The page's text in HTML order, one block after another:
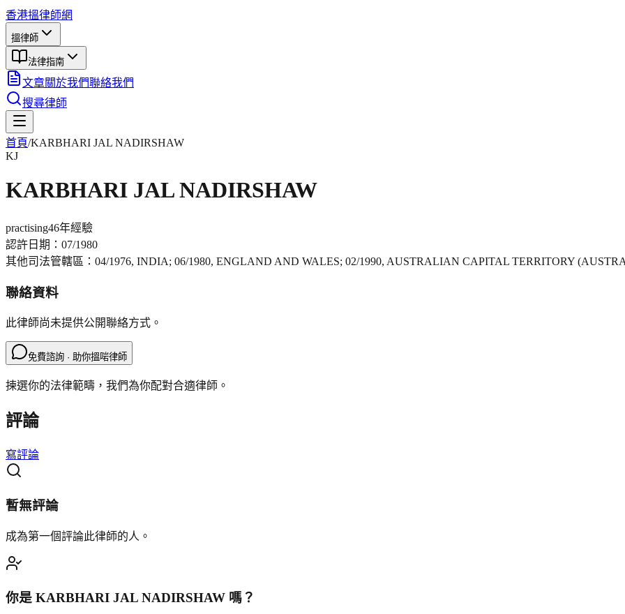
香港搵律師網
搵律師
法律指南
文章關於我們聯絡我們
搜尋律師
首頁/KARBHARI JAL NADIRSHAW
KJ
KARBHARI JAL NADIRSHAW
practising46年經驗
認許日期： 07/1980
其他司法管轄區： 04/1976, INDIA; 06/1980, ENGLAND AND WALES; 02/1990, AUSTRALIAN CAPITAL TERRITORY
聯絡資料
此律師尚未提供公開聯絡方式。
免費諮詢 · 助你搵啱律師
揀選你的法律範疇，我們為你配對合適律師。
評論
寫評論
暫無評論
成為第一個評論此律師的人。
你是 KARBHARI JAL NADIRSHAW 嗎？